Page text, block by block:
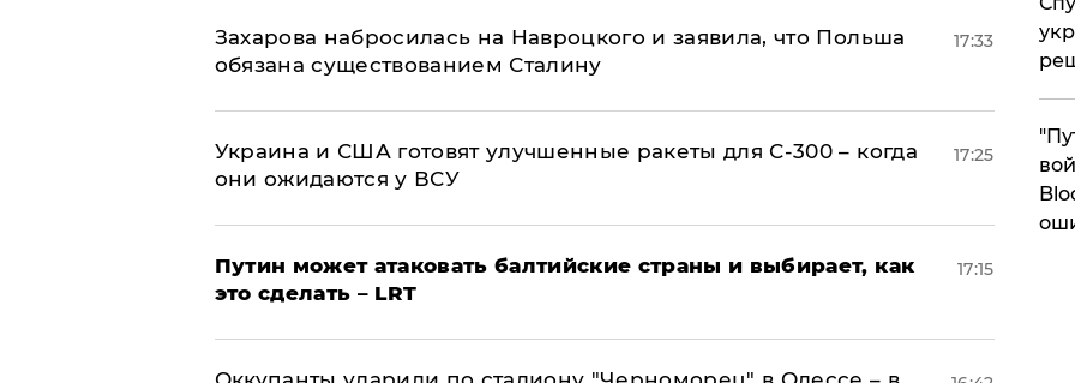
​Захарова набросилась на Навроцкого и заявила, что Польша
обязана существованием Сталину
17:33
Украина и США готовят улучшенные ракеты для С-300 – когда
они ожидаются у ВСУ
17:25
Путин может атаковать балтийские страны и выбирает, как
это сделать – LRT
17:15